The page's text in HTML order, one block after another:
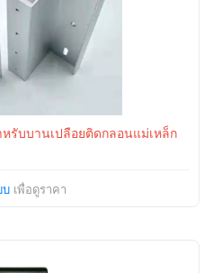
หรับบานเปลือยติดกลอนแม่เหล็ก
บเพื่อดูราคา